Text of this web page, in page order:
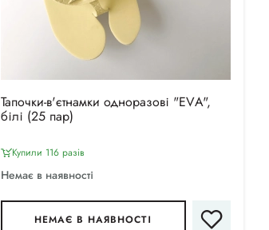
Тапочки-в'єтнамки одноразові "ЕVА",
білі (25 пар)
Купили 116 разiв
Немає в наявності
НЕМАЄ В НАЯВНОСТІ